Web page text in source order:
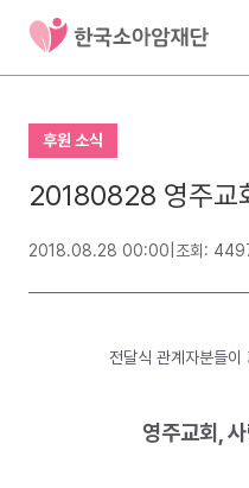
후원 소식
20180828 영주교
2018.08.28 00:00 조회:
전달식 관계자분들이
영주교회,